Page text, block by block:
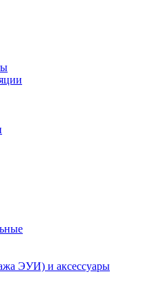
ЭУИ) и аксессуары